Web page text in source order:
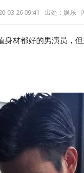
03-26 09:41 出处：娱乐
身材都好的男演员，